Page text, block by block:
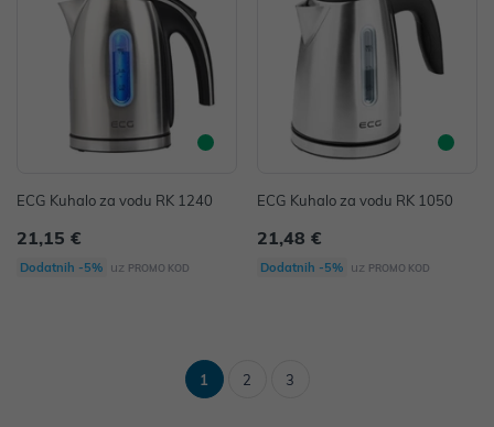
ECG Kuhalo za vodu RK 1240
21,15 €
Dodatnih -5% uz PROMO KOD
ECG Kuhalo za vodu RK 1050
21,48 €
Dodatnih -5% uz PROMO KOD
1 2 3